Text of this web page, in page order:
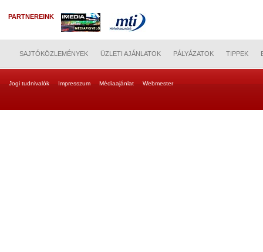
PARTNEREINK
SAJTÓKÖZLEMÉNYEK ÜZLETI AJÁNLATOK PÁLYÁZATOK TIPPEK
Jogi tudnivalók Impresszum Médiaajánlat Webmester